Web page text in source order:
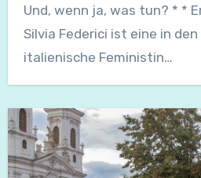
Und, wenn ja, was tun? * *
Silvia Federici ist eine in den
italienische Feministin…